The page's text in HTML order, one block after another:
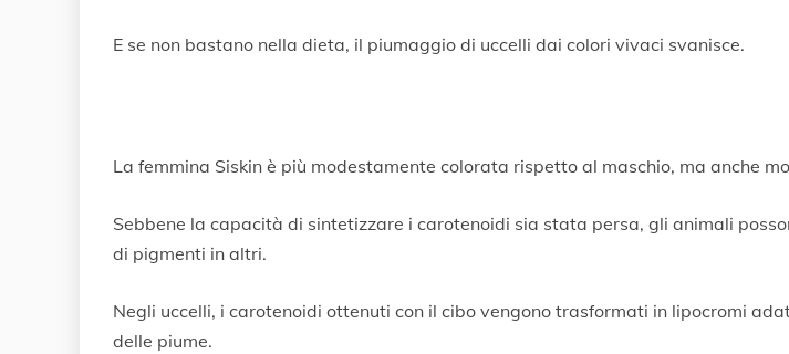
E se non bastano nella dieta, il piumaggio di uccelli dai colori vivaci svanisce.
La femmina Siskin è più modestamente colorata rispetto al maschio, ma anche
Sebbene la capacità di sintetizzare i carotenoidi sia stata persa, gli animali
di pigmenti in altri.
Negli uccelli, i carotenoidi ottenuti con il cibo vengono trasformati in lipocromi
delle piume.